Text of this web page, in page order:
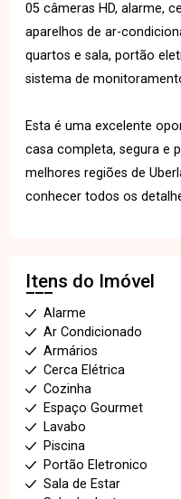
05 câmeras HD, alarme,
aparelhos de ar-
quartos e sala, portão
sistema de
Esta é uma excelente
casa completa, segura e
melhores regiões de
conhecer todos os
Itens do Imóvel
Alarme
Ar Condicionado
Armários
Cerca Elétrica
Cozinha
Espaço Gourmet
Lavabo
Piscina
Portão Eletronico
Sala de Estar